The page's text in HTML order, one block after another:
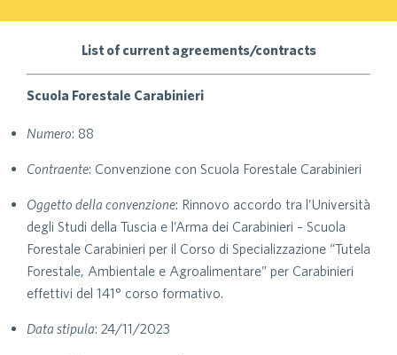
List of current agreements/contracts
Scuola Forestale Carabinieri
Numero: 88
Contraente: Convenzione con Scuola Forestale Carabinieri
Oggetto della convenzione: Rinnovo accordo tra l’Università
degli Studi della Tuscia e l’Arma dei Carabinieri – Scuola
Forestale Carabinieri per il Corso di Specializzazione “Tutela
Forestale, Ambientale e Agroalimentare” per Carabinieri
effettivi del 141° corso formativo.
Data stipula: 24/11/2023